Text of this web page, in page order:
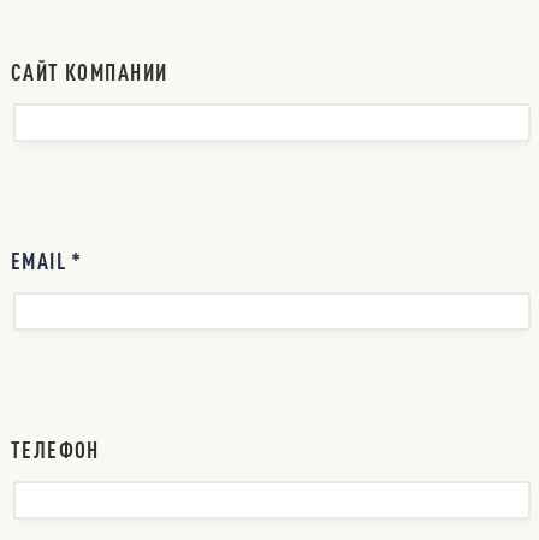
САЙТ КОМПАНИИ
EMAIL *
ТЕЛЕФОН